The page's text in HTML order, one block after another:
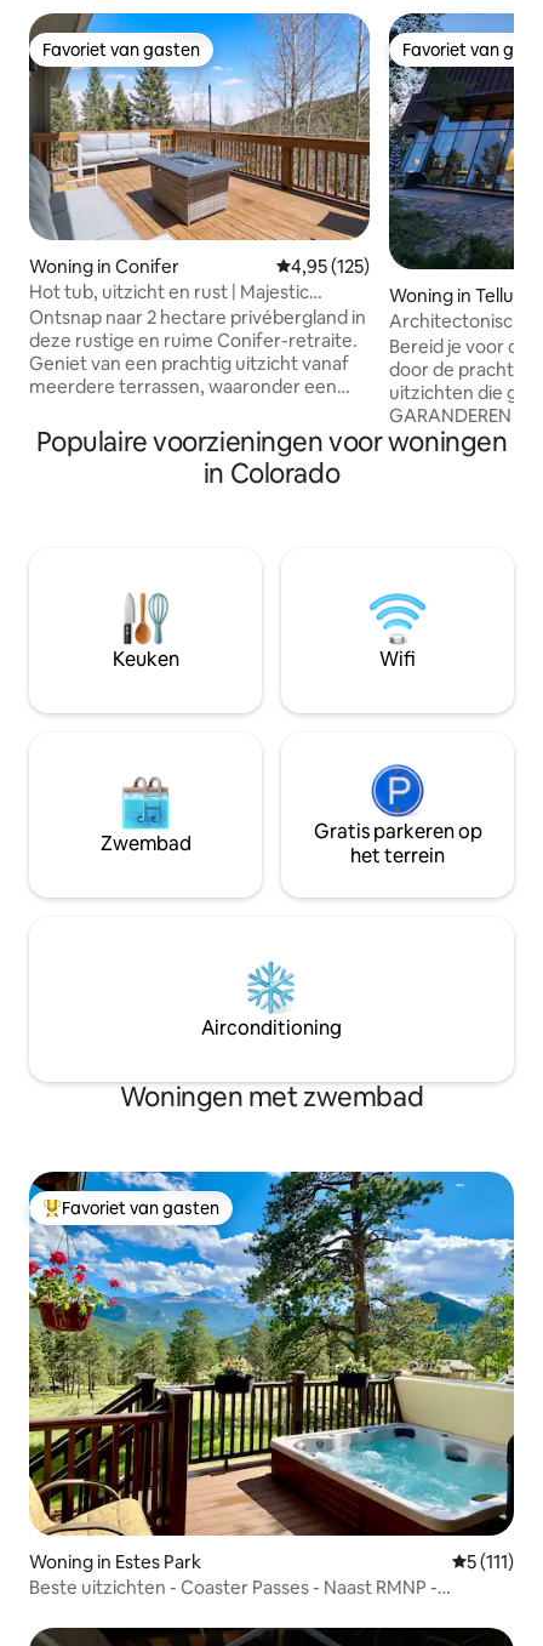
Favoriet van gasten
Favoriet van gasten
Woning in Conifer Gemiddelde beoordeling van
4,95 (125)
Hot tub, uitzicht en rust | Majestic
Retreat
Ontsnap naar 2 hectare privébergland in
deze rustige en ruime Conifer-retraite.
Geniet van een prachtig uitzicht vanaf
meerdere terrassen, waaronder een
is voor yoga of meditatie. Ontspan in het
bubbelbad, kom samen in de
speelkamer of stream op twee smart-
Topvoorzieningen: • Hot tub •
Spelletjeskamer • Twee smart-tv
•vuurplaats • Privéterrein van 2 hectare •
Garage voor twee auto 's
Favoriet van
Favoriet van
Woning in
Architectonisch
uitzicht in
Bereid je voor
door de
uitzichten die
GARANDEREN
GEWELDIGE
moderne
Telluride en op
de
toegang tot de
gratis gondel die
Populaire voorzieningen voor woningen
in Colorado
Keuken Wifi
Zwembad
Gratis parkeren op
het terrein
Airconditioning
Woningen met zwembad
Topfavoriet van gasten
Favoriet van gasten
Woning in Estes Park
5 (111)
Beste uitzichten - Coaster Passes - Naast RMNP -